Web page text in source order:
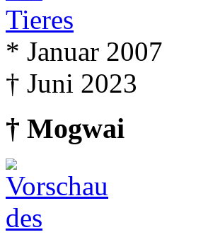
* Januar 2007
† Juni 2023
† Mogwai